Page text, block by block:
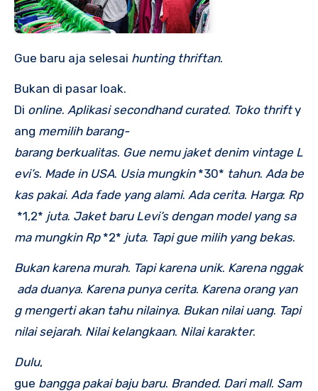
Gue baru aja selesai hunting thriftan.
Bukan di pasar loak.
Di online. Aplikasi secondhand curated. Toko thrifty
ang memilih barang-
barang berkualitas. Gue nemu jaket denim vintage L
evi’s. Made in USA. Usia mungkin*30* tahun. Ada be
kas pakai. Ada fade yang alami. Ada cerita. Harga: Rp
*1,2* juta. Jaket baru Levi’s dengan model yang sa
ma mungkin Rp*2* juta. Tapi gue milih yang bekas.
Bukan karena murah. Tapi karena unik. Karena nggak
ada duanya. Karena punya cerita. Karena orang yan
g mengerti akan tahu nilainya. Bukan nilai uang. Tapi
nilai sejarah. Nilai kelangkaan. Nilai karakter.
Dulu,
gue bangga pakai baju baru. Branded. Dari mall. Sam